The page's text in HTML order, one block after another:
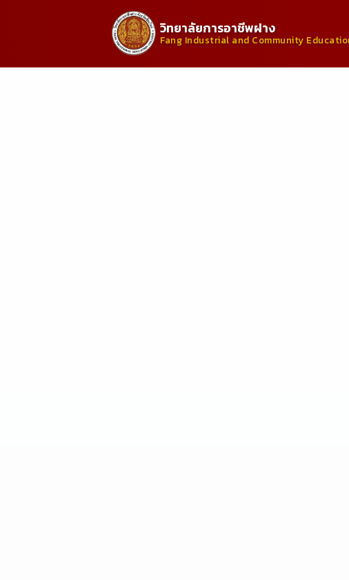
วิทยาลัยการอาชีพฝาง
Fang Industrial and Community